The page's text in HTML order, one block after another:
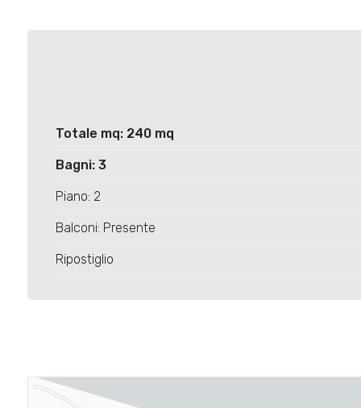
Totale mq: 240 mq
Bagni: 3
Piano: 2
Balconi: Presente
Ripostiglio